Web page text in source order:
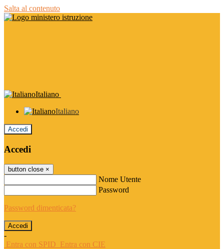
Salta al contenuto
Italiano
Italiano
Accedi
Accedi
button close ×
Nome Utente
Password
Password dimenticata?
-
Entra con SPID Entra con CIE